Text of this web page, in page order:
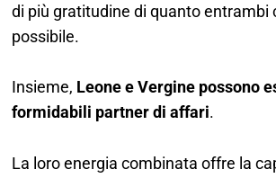
di più gratitudine di quanto entrambi
possibile.
Insieme, Leone e Vergine possono
formidabili partner di affari.
La loro energia combinata offre la